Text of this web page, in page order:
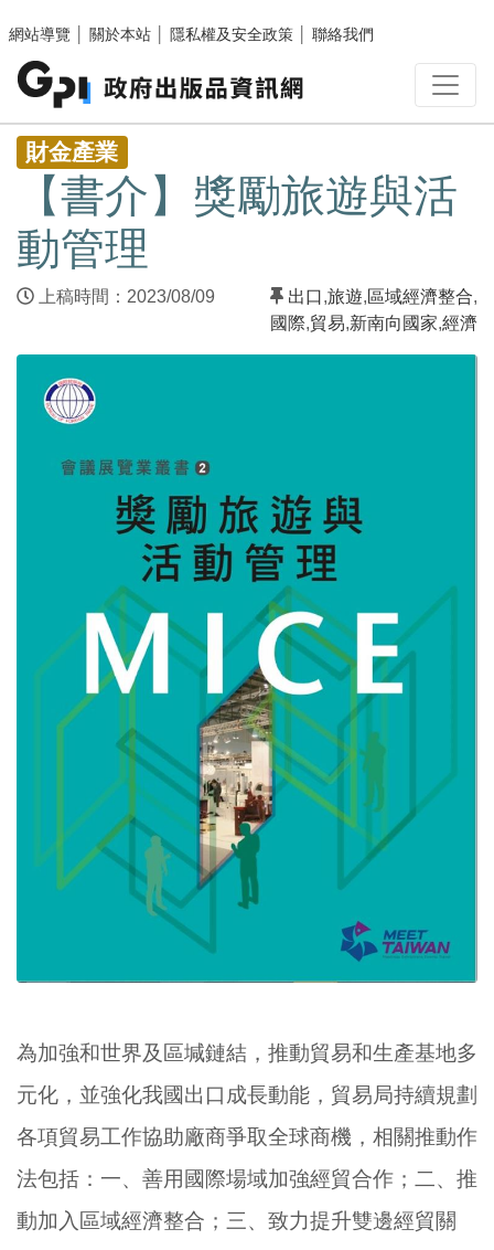
網站導覽
關於本站 隱私權及安全政策 聯絡我們
:::
財金產業
【書介】獎勵旅遊與活
動管理
上稿時間：2023/08/09 出口,旅遊,區域經濟整合,
國際,貿易,新南向國家,經濟
為加強和世界及區堿鏈結，推動貿易和生產基地多
元化，並強化我國出口成長動能，貿易局持續規劃
各項貿易工作協助廠商爭取全球商機，相關推動作
法包括：一、善用國際場域加強經貿合作；二、推
動加入區域經濟整合；三、致力提升雙邊經貿關